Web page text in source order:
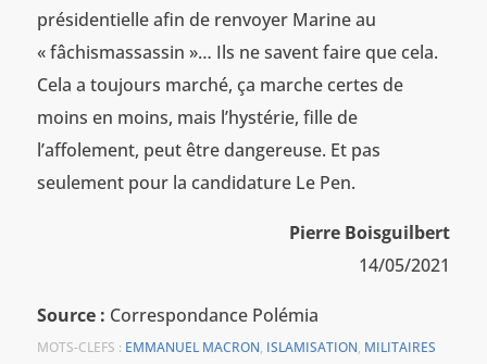
présidentielle afin de renvoyer Marine au
« fâchismassassin »… Ils ne savent faire que cela.
Cela a toujours marché, ça marche certes de
moins en moins, mais l’hystérie, fille de
l’affolement, peut être dangereuse. Et pas
seulement pour la candidature Le Pen.
Pierre Boisguilbert
14/05/2021
Source : Correspondance Polémia
MOTS-CLEFS : EMMANUEL MACRON, ISLAMISATION, MILITAIRES